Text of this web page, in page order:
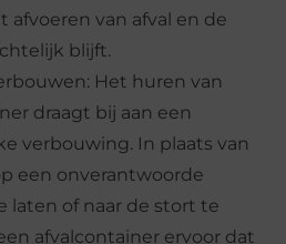
afvoeren van afval en de
blijft.
Het huren van
draagt bij aan een
verbouwing. In plaats van
een onverantwoorde
laten of naar de stort te
afvalcontainer ervoor dat